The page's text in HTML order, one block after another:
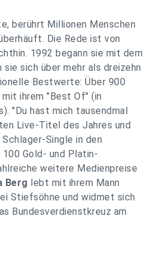
berührt Millionen Menschen
Die Rede ist von
1992 begann sie mit dem
sich über mehr als dreizehn
Bestwerte: Über 900
ihrem "Best Of" (in
"Du hast mich tausendmal
Live-Titel des Jahres und
Single in den
100 Gold- und Platin-
weitere Medienpreise
Berg lebt mit ihrem Mann
Stiefsöhne und widmet sich
Bundesverdienstkreuz am